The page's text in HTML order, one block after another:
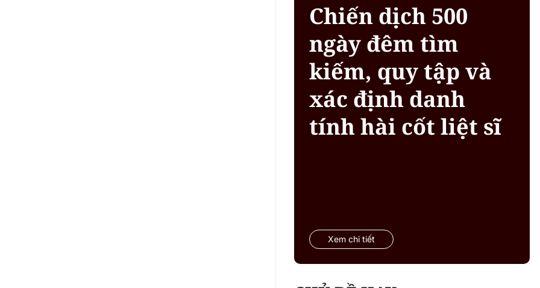
Chiến dịch 500
ngày đêm tìm
kiếm, quy tập và
xác định danh
tính hài cốt liệt sĩ
Xem chi tiết